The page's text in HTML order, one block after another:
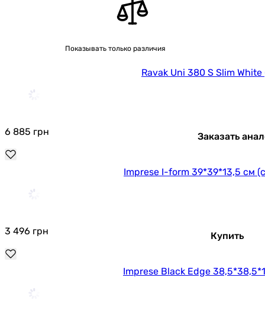
Показывать только различия
Ravak Uni 380 S Slim White
6 885 грн Заказать
Imprese I-form 39*39*13,5 см
3 496 грн Купить
Imprese Black Edge